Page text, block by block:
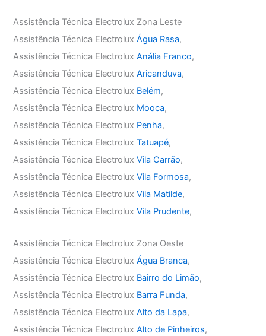
Assistência Técnica Electrolux Zona Leste
Assistência Técnica ElectroluxÁgua Rasa,
Assistência Técnica ElectroluxAnália Franco,
Assistência Técnica ElectroluxAricanduva,
Assistência Técnica Electrolux Belém,
Assistência Técnica Electrolux Mooca,
Assistência Técnica Electrolux Penha,
Assistência Técnica ElectroluxTatuapé,
Assistência Técnica ElectroluxVila Carrão,
Assistência Técnica ElectroluxVila Formosa,
Assistência Técnica ElectroluxVila Matilde,
Assistência Técnica ElectroluxVila Prudente,
Assistência Técnica Electrolux Zona Oeste
Assistência Técnica ElectroluxÁgua Branca,
Assistência Técnica Electrolux Bairro do Limão,
Assistência Técnica Electrolux Barra Funda,
Assistência Técnica ElectroluxAlto da Lapa,
Assistência Técnica ElectroluxAlto de Pinheiros,